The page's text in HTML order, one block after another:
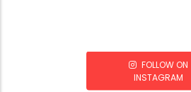
FOLLOW ON
INSTAGRAM